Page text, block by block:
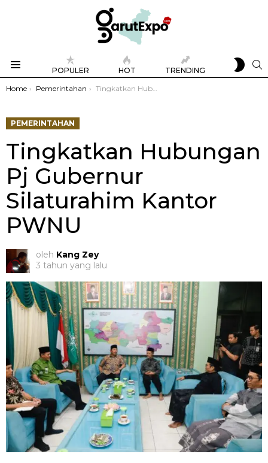
POPULER HOT TRENDING
SKIN
You are here:
Home Pemerintahan Tingkatkan Hubungan Pj Gubernur Silaturahim Kantor PWNU
PEMERINTAHAN
Tingkatkan Hubungan
Pj Gubernur
Silaturahim Kantor
PWNU
oleh Kang Zey
3 tahun yang lalu